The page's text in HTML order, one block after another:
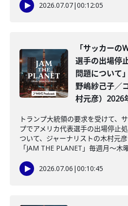
2026.07.07|00:12:05
「サッカーの
選手の出場停
問題について
野嶋紗己子／
村元彦）2026
トランプ大統領の要求を受けて、
プでアメリカ代表選手の出場停止
ついて、ジャーナリストの木村元
「JAM THE PLANET」毎週月～木
2026.07.06 |00:10:45